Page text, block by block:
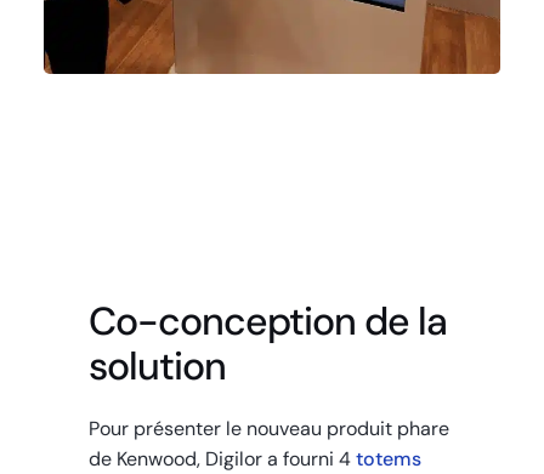
Co-conception de la
solution
Pour présenter le nouveau produit phare
de Kenwood, Digilor a fourni 4totems